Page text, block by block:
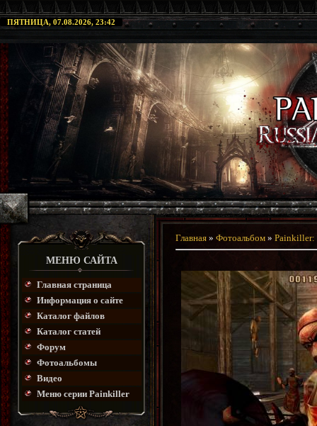
ПЯТНИЦА, 07.08.2026, 23:42
МЕНЮ САЙТА
Главная страница
Информация о сайте
Каталог файлов
Каталог статей
Форум
Фотоальбомы
Видео
Меню серии Painkiller
Главная » Фотоальбом » Painkiller: